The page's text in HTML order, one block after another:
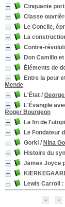
Cinquante
Classe
Le Concile,
La
Contre-
Don Camillo
Éléments de
Entre la peur
Mende
L'État /
L'Évangile
Roger Bourgeon
La fin de
Le Fondateur
Gorki / Nina
Histoire du
James Joyce
Lewis Carroll
: